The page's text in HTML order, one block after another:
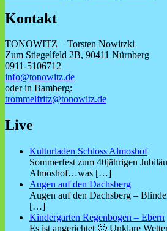
Kontakt
TONOWITZ – Torsten Nowitzki
Zum Stiegelfeld 2B, 90411 Nürnberg
0911-5106712
info@tonowitz.de
oder in Bamberg:
trommelfritz@tonowitz.de
Live
Kulturladen Schloss Almoshof
Sommerfest zum 40jährigen
Almoshof…was […]
Augen auf den Dachsberg
Augen auf den Dachsberg –
[…]
Kindergarten Regenbogen – Ebern
Es ist angerichtet 🙂 Unklare